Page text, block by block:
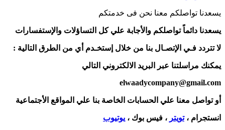
يسعدنا تواصلكم معنا نحن فى خدمتكم
يسعدنا دائماً تواصلكم والأجابة علي كل التساؤلات والإستفسارات
لا تتردد فـي الإتصـال بنا من خلال إستخـدم أي من الطرق التالية :
يمكنك مراسلتنا عبر البريد الالكتروني التالي
elwaadycompany@gmail.com
أو تواصل معنا علي الحسابات الخاصة بنا علي المواقع الأجتماعية
انستجرام ،تويتر ، فيس بوك ، يوتيوب